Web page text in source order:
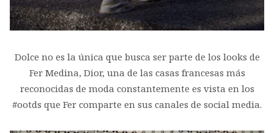
Dolce no es la única que busca ser parte de los looks de
Fer Medina, Dior, una de las casas francesas más
reconocidas de moda constantemente es vista en los
#ootds que Fer comparte en sus canales de social media.